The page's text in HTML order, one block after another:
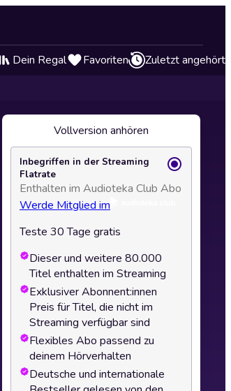
Dein Regal Favoriten Zuletzt angehört
Vollversion anhören
Inbegriffen in der Streaming
Flatrate
Enthalten im Audioteka Club Abo
Werde Mitglied im
Teste 30 Tage gratis
Dieser und weitere 80.000
Titel enthalten im Streaming
Exklusiver Abonnent:innen
Preis für Titel, die nicht im
Streaming verfügbar sind
Flexibles Abo passend zu
deinem Hörverhalten
Deutsche und internationale